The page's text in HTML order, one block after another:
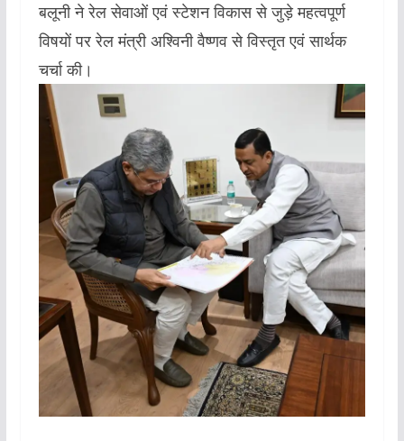
बलूनी ने रेल सेवाओं एवं स्टेशन विकास से जुड़े महत्वपूर्ण
विषयों पर रेल मंत्री अश्विनी वैष्णव से विस्तृत एवं सार्थक
चर्चा की।